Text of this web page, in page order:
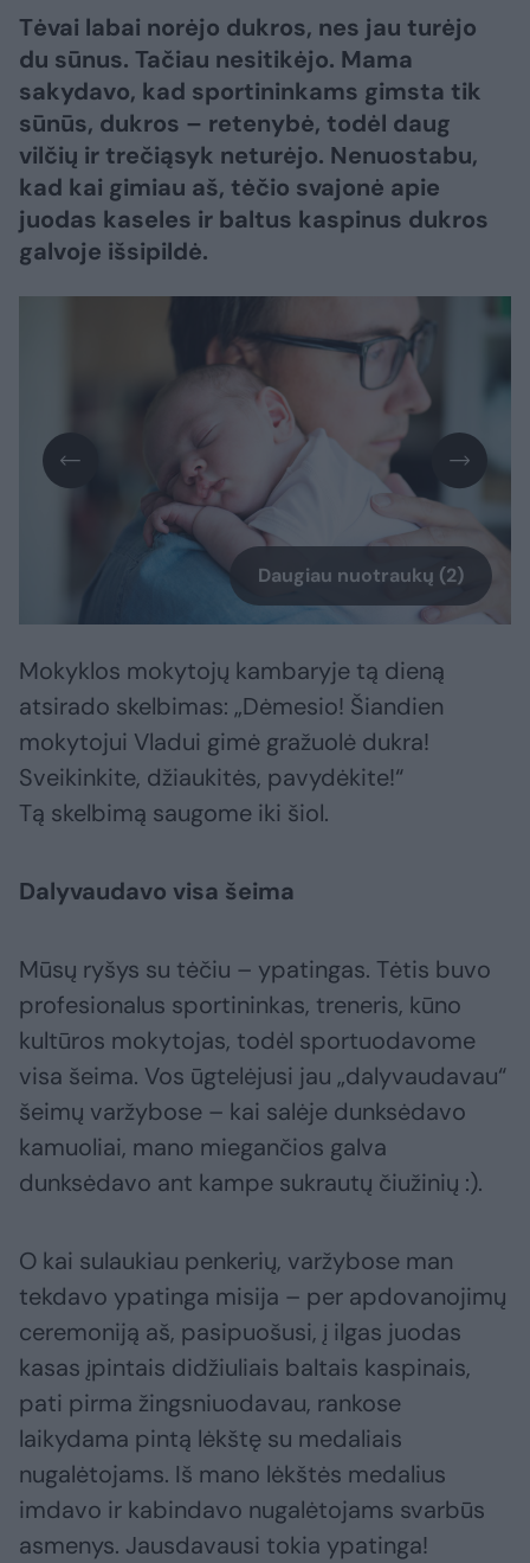
Tėvai labai norėjo dukros, nes jau turėjo
du sūnus. Tačiau nesitikėjo. Mama
sakydavo, kad sportininkams gimsta tik
sūnūs, dukros – retenybė, todėl daug
vilčių ir trečiąsyk neturėjo. Nenuostabu,
kad kai gimiau aš, tėčio svajonė apie
juodas kaseles ir baltus kaspinus dukros
galvoje išsipildė.
Daugiau nuotraukų (2)
Mokyklos mokytojų kambaryje tą dieną
atsirado skelbimas: „Dėmesio! Šiandien
mokytojui Vladui gimė gražuolė dukra!
Sveikinkite, džiaukitės, pavydėkite!“
Tą skelbimą saugome iki šiol.
Dalyvaudavo visa šeima
Mūsų ryšys su tėčiu – ypatingas. Tėtis buvo
profesionalus sportininkas, treneris, kūno
kultūros mokytojas, todėl sportuodavome
visa šeima. Vos ūgtelėjusi jau „dalyvaudavau“
šeimų varžybose – kai salėje dunksėdavo
kamuoliai, mano miegančios galva
dunksėdavo ant kampe sukrautų čiužinių :).
O kai sulaukiau penkerių, varžybose man
tekdavo ypatinga misija – per apdovanojimų
ceremoniją aš, pasipuošusi, į ilgas juodas
kasas įpintais didžiuliais baltais kaspinais,
pati pirma žingsniuodavau, rankose
laikydama pintą lėkštę su medaliais
nugalėtojams. Iš mano lėkštės medalius
imdavo ir kabindavo nugalėtojams svarbūs
asmenys. Jausdavausi tokia ypatinga!